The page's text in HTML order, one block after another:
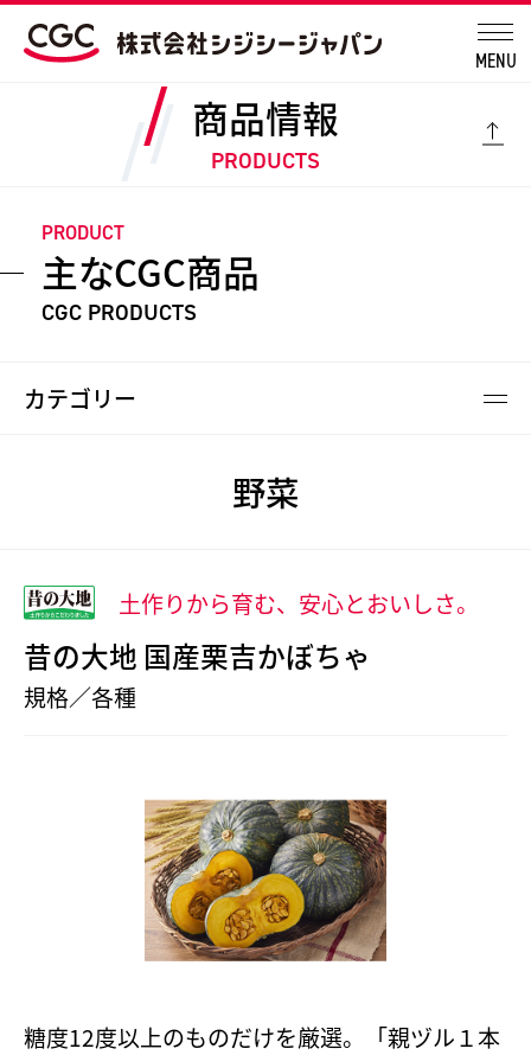
MENU
商品情報
PRODUCTS
PRODUCT
主なCGC商品
CGC PRODUCTS
カテゴリー
野菜
土作りから育む、安心とおいしさ。
昔の大地 国産栗吉かぼちゃ
規格／各種
糖度12度以上のものだけを厳選。「親ヅル１本